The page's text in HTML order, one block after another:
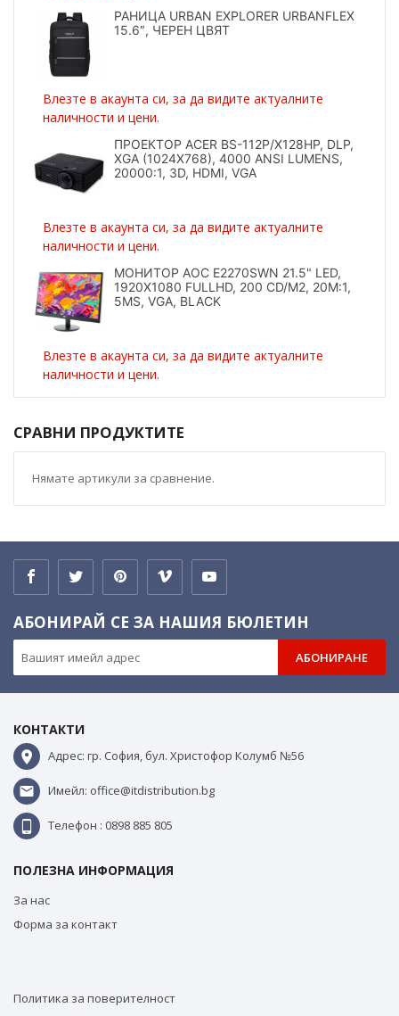
РАНИЦА URBAN EXPLORER URBANFLEX
15.6″, ЧЕРЕН ЦВЯТ
Влезте в акаунта си, за да видите актуалните
наличности и цени.
ПРОЕКТОР ACER BS-112P/X128HP, DLP,
XGA (1024X768), 4000 ANSI LUMENS,
20000:1, 3D, HDMI, VGA
Влезте в акаунта си, за да видите актуалните
наличности и цени.
МОНИТОР AOC E2270SWN 21.5" LED,
1920X1080 FULLHD, 200 CD/M2, 20M:1,
5MS, VGA, BLACK
Влезте в акаунта си, за да видите актуалните
наличности и цени.
СРАВНИ ПРОДУКТИТЕ
Нямате артикули за сравнение.
АБОНИРАЙ СЕ ЗА НАШИЯ БЮЛЕТИН
АБОНИРАНЕ
КОНТАКТИ
Адрес: гр. София, бул. Христофор Колумб №56
Имейл: office@itdistribution.bg
Телефон : 0898 885 805
ПОЛЕЗНА ИНФОРМАЦИЯ
За нас
Форма за контакт
Политика за поверителност